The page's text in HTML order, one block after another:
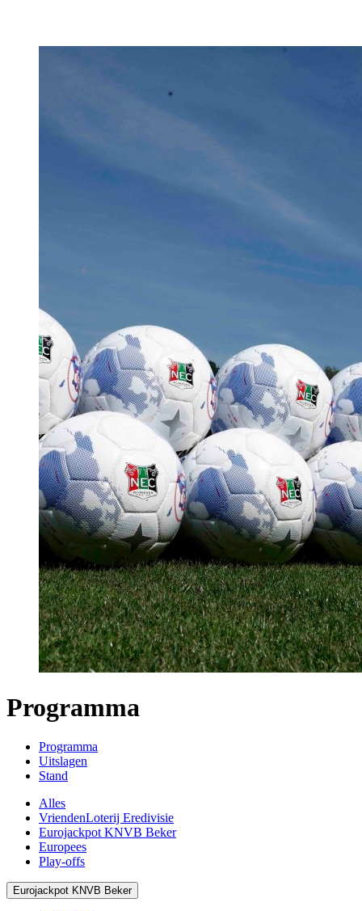
Programma
Programma
Uitslagen
Stand
Alles
VriendenLoterij Eredivisie
Eurojackpot KNVB Beker
Europees
Play-offs
Eurojackpot KNVB Beker